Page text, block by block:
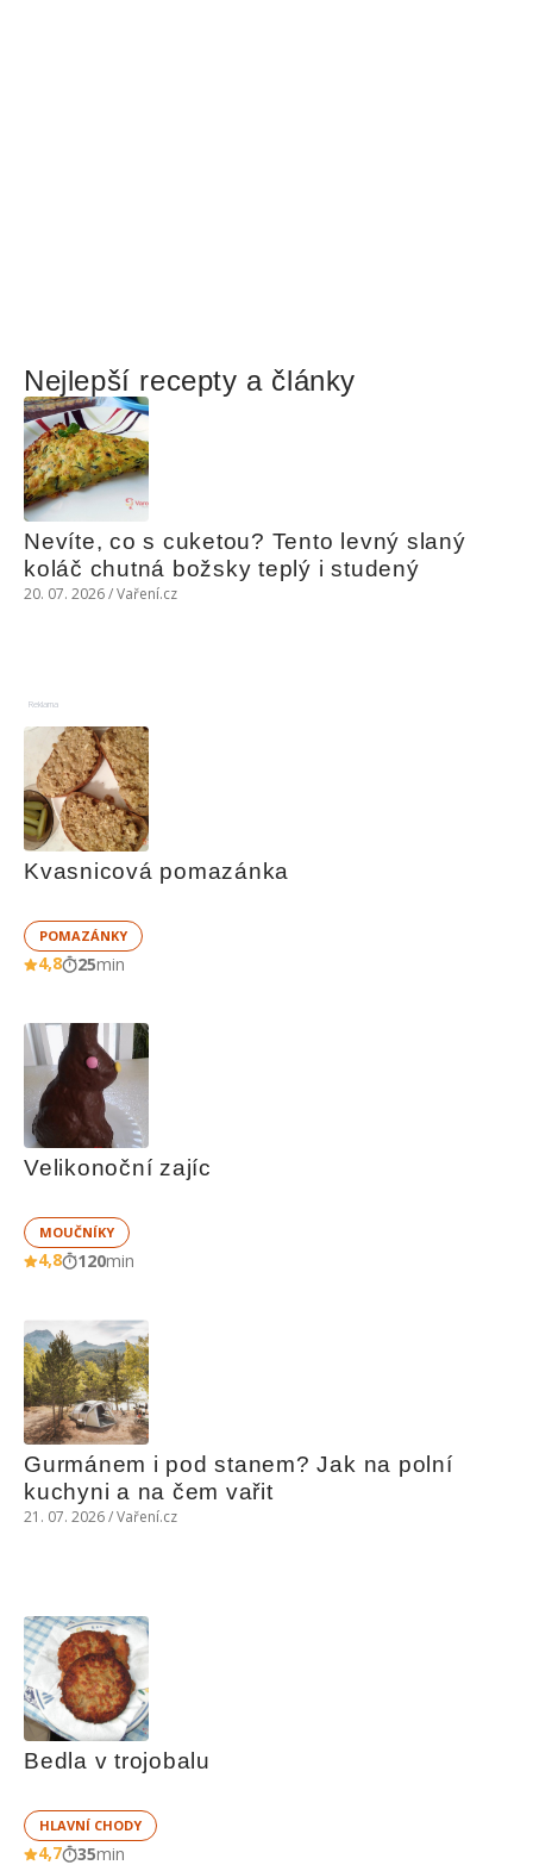
Nejlepší recepty a články
Nevíte, co s cuketou? Tento levný slaný
koláč chutná božsky teplý i studený
20. 07. 2026 / Vaření.cz
Reklama
Kvasnicová pomazánka
POMAZÁNKY
4,8 25min
Velikonoční zajíc
MOUČNÍKY
4,8 120min
Gurmánem i pod stanem? Jak na polní
kuchyni a na čem vařit
21. 07. 2026 / Vaření.cz
Bedla v trojobalu
HLAVNÍ CHODY
4,7 35min